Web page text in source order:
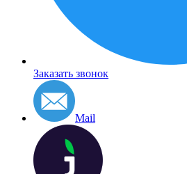
Заказать звонок
Mail